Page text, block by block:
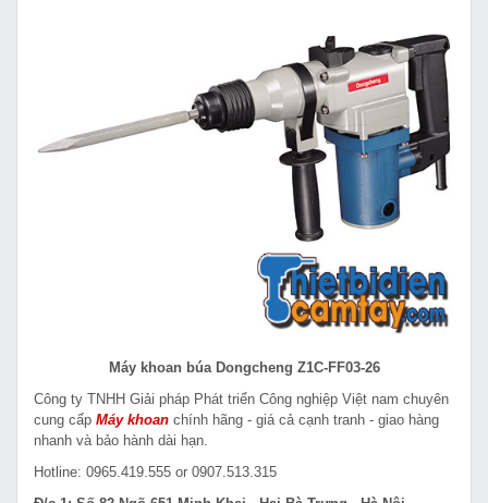
Máy khoan búa Dongcheng Z1C-FF03-26
Công ty TNHH Giải pháp Phát triển Công nghiệp Việt nam chuyên
cung cấp Máy khoan chính hãng - giá cả cạnh tranh - giao hàng
nhanh và bảo hành dài hạn.
Hotline: 0965.419.555 or 0907.513.315